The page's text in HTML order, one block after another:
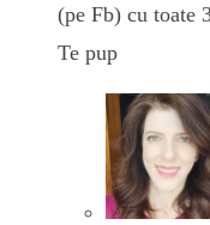
(pe Fb) cu toate
Te pup